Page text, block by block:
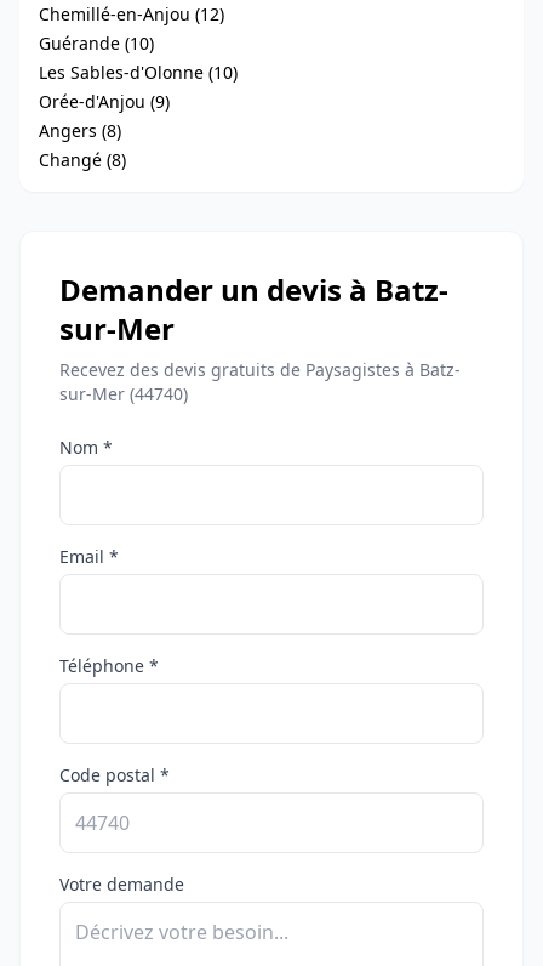
Chemillé-en-Anjou (12)
Guérande (10)
Les Sables-d'Olonne (10)
Orée-d'Anjou (9)
Angers (8)
Changé (8)
Demander un devis à Batz-
sur-Mer
Recevez des devis gratuits de Paysagistes à Batz-
sur-Mer (44740)
Nom *
Email *
Téléphone *
Code postal *
Votre demande